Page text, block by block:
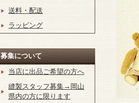
送料・配送
ラッピング
募集について
当店に出品ご希望の方へ
縫製スタッフ募集→岡山
県内の方に限ります